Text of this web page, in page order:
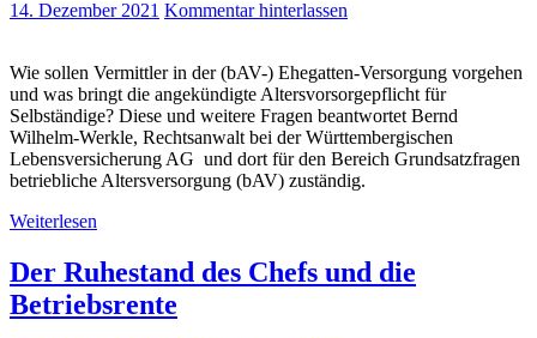
14. Dezember 2021 Kommentar hinterlassen
Wie sollen Vermittler in der (bAV-) Ehegatten-Versorgung vorgehen
und was bringt die angekündigte Altersvorsorgepflicht für
Selbständige? Diese und weitere Fragen beantwortet Bernd
Wilhelm-Werkle, Rechtsanwalt bei der Württembergischen
Lebensversicherung AG und dort für den Bereich Grundsatzfragen
betriebliche Altersversorgung (bAV) zuständig.
Weiterlesen
Der Ruhestand des Chefs und die
Betriebsrente